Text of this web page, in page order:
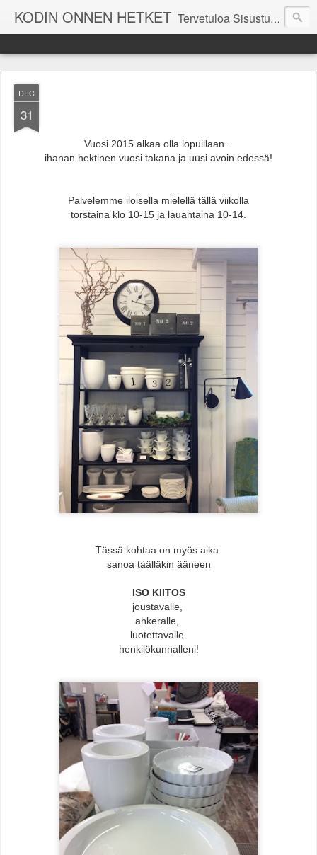
KODIN ONNEN HETKET Tervetuloa Sisustustalo Kodinonnen "kuulumisia Kodinonnesta" -sivuille. Näillä sivuilla kerromme ajankohtaisia asioita myymälämme tapahtumista. Toivottavasti viihdyt seurassamme!
DEC
31
Vuosi 2015 alkaa olla lopuillaan...
ihanan hektinen vuosi takana ja uusi avoin edessä!
Palvelemme iloisella mielellä tällä viikolla
torstaina klo 10-15 ja lauantaina 10-14.
Tässä kohtaa on myös aika
sanoa täälläkin ääneen
ISO KIITOS
joustavalle,
ahkeralle,
luotettavalle
henkilökunnalleni!